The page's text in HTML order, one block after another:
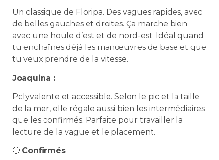
Un classique de Floripa. Des vagues rapides, avec
de belles gauches et droites. Ça marche bien
avec une houle d’est et de nord-est. Idéal quand
tu enchaînes déjà les manœuvres de base et que
tu veux prendre de la vitesse.
Joaquina :
Polyvalente et accessible. Selon le pic et la taille
de la mer, elle régale aussi bien les intermédiaires
que les confirmés. Parfaite pour travailler la
lecture de la vague et le placement.
🔴 Confirmés